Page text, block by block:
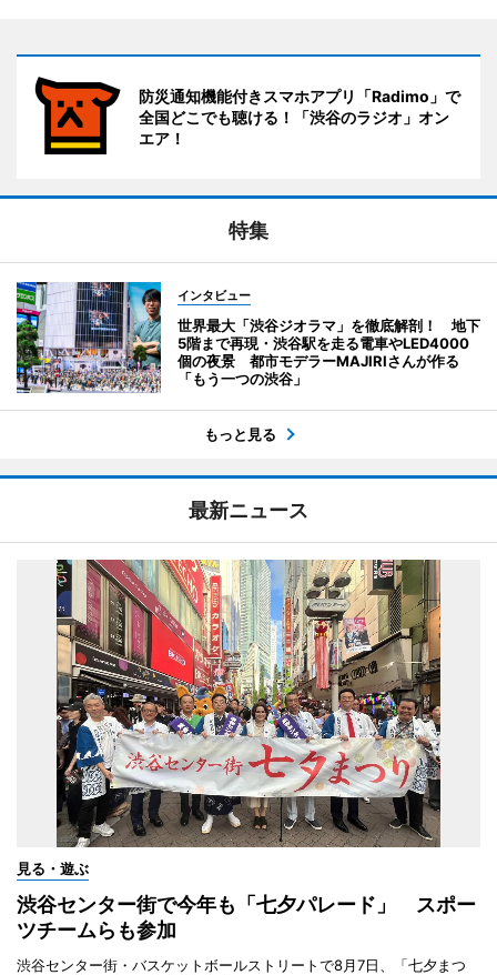
防災通知機能付きスマホアプリ「Radimo」で
全国どこでも聴ける！「渋谷のラジオ」オン
エア！
特集
インタビュー
世界最大「渋谷ジオラマ」を徹底解剖！ 地下
5階まで再現・渋谷駅を走る電車やLED4000
個の夜景 都市モデラーMAJIRIさんが作る
「もう一つの渋谷」
もっと見る
最新ニュース
見る・遊ぶ
渋谷センター街で今年も「七夕パレード」 スポー
ツチームらも参加
渋谷センター街・バスケットボールストリートで8月7日、「七夕まつ